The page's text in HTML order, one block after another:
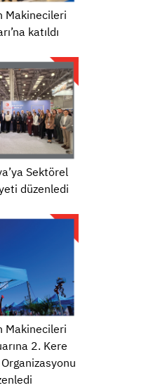
Makinecileri
katıldı
Sektörel
düzenledi
Makinecileri
2. Kere